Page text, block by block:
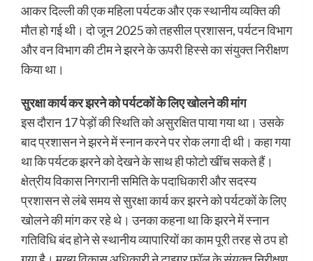
आकर दिल्ली की एक महिला पर्यटक और एक स्थानीय व्यक्ति की
मौत हो गई थी। दो जून 2025 को तहसील प्रशासन, पर्यटन विभाग
और वन विभाग की टीम ने झरने के ऊपरी हिस्से का संयुक्त निरीक्षण
किया था।
सुरक्षा कार्य कर झरने को पर्यटकों के लिए खोलने की मांग
इस दौरान 17 पेड़ों की स्थिति को असुरक्षित पाया गया था। उसके
बाद प्रशासन ने झरने में स्नान करने पर रोक लगा दी थी। कहा गया
था कि पर्यटक झरने को देखने के साथ ही फोटो खींच सकते हैं।
क्षेत्रीय विकास निगरानी समिति के पदाधिकारी और सदस्य
प्रशासन से लंबे समय से सुरक्षा कार्य कर झरने को पर्यटकों के लिए
खोलने की मांग कर रहे थे। उनका कहना था कि झरने में स्नान
गतिविधि बंद होने से स्थानीय व्यापारियों का काम पूरी तरह से ठप हो